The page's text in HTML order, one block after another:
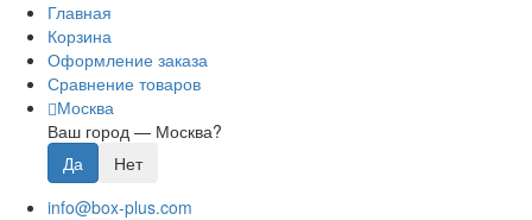
Главная
Корзина
Оформление заказа
Сравнение товаров
Москва
Ваш город — Москва?
info@box-plus.com